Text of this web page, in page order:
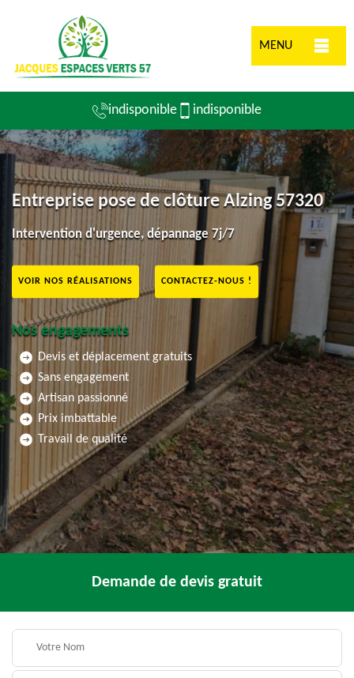
MENU
indisponible indisponible
Entreprise pose de clôture Alzing 57320
Intervention d'urgence, dépannage 7j/7
VOIR NOS RÉALISATIONS CONTACTEZ-NOUS !
Nos engagements
Devis et déplacement gratuits
Sans engagement
Artisan passionné
Prix imbattable
Travail de qualité
Demande de devis gratuit